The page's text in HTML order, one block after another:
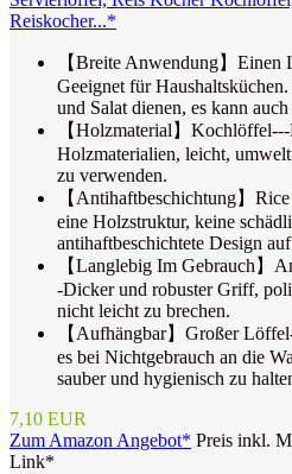
Reiskocher...*
【Breite Anwendung】Einen
Geeignet für
und Salat dienen, es kann
【Holzmaterial】
Holzmaterialien, leicht,
zu verwenden.
【Antihaftbeschichtung】
eine Holzstruktur, keine
antihaftbeschichtete Design
【Langlebig Im Gebrauch】
-Dicker und robuster Griff,
nicht leicht zu brechen.
【Aufhängbar】Großer
es bei Nichtgebrauch an die
sauber und hygienisch zu
7,10 EUR
Zum Amazon Angebot* Preis inkl.
Link*